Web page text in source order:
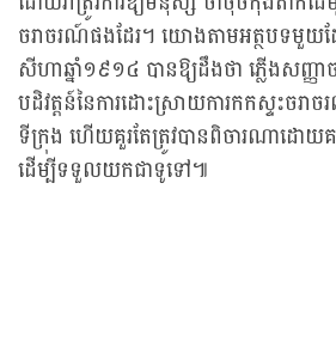
ចរាចរណ៍ផងដែរ។ យោងតាមអត្ថបទមួយដ
សីហាឆ្នាំ១៩១៤ បានឱ្យដឹងថា ភ្លើងសញ្ញា
បដិវត្តន៍នៃការដោះស្រាយការកកស្ទះចរា
ទីក្រុង ហើយគួរតែត្រូវបានពិចារណាដោយ
ដើម្បីទទួលយកជាទូទៅ៕